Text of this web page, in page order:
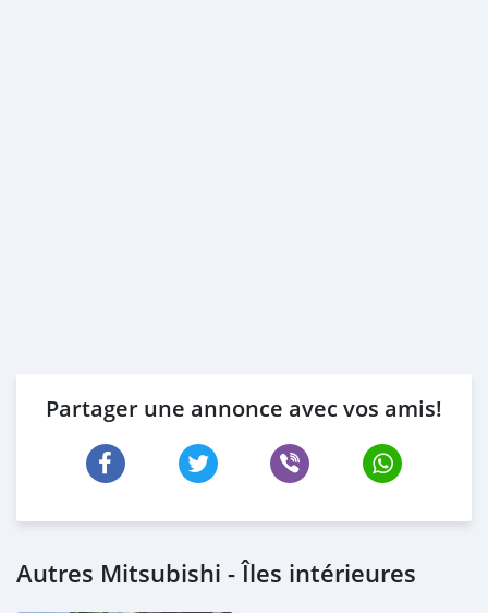
Partager une annonce avec vos amis!
Autres Mitsubishi - Îles intérieures